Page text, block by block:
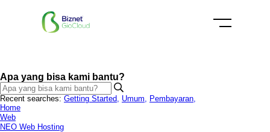
Apa yang bisa kami bantu?
Recent searches: Getting Started, Umum, Pembayaran,
Home
Web
NEO Web Hosting